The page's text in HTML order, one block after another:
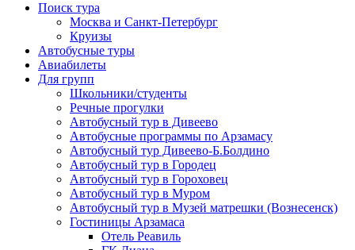
Поиск тура
Москва и Санкт-Петербург
Круизы
Автобусные туры
Авиабилеты
Для групп
Школьники/студенты
Речные прогулки
Автобусный тур в Дивеево
Автобусные программы по Арзамасу
Автобусный тур Дивеево-Б.Болдино
Автобусный тур в Городец
Автобусный тур в Гороховец
Автобусный тур в Муром
Автобусный тур в Музей матрешки (Вознесенск)
Гостиницы Арзамаса
Отель Реавиль